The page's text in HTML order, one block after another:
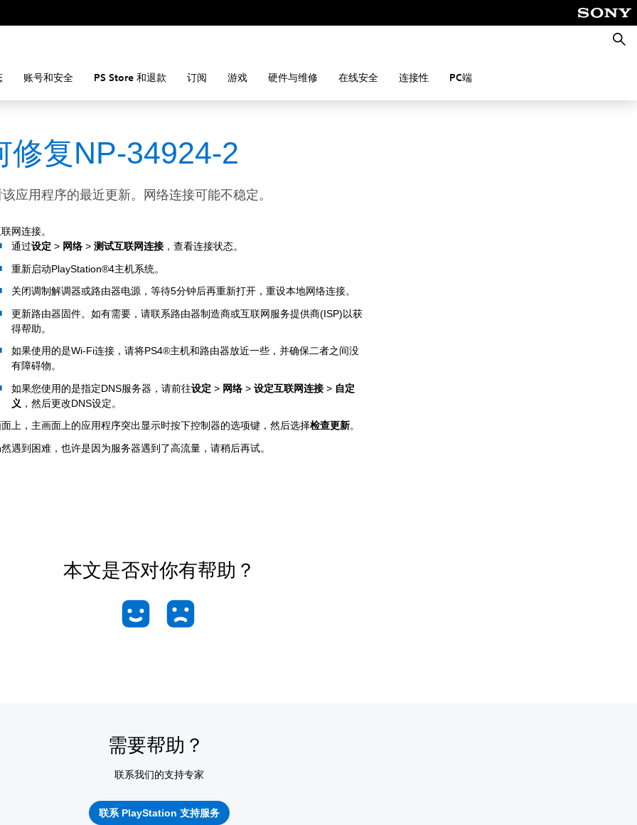
搜
索
账号和安全 PS Store 和退款 订阅 游戏 硬件与维修 在线安全 连接性 PC端
修复NP-34924-2
应用程序的最近更新。网络连接可能不稳定。
网连接。
通过设定 > 网络 >测试互联网连接 ，查看连接状态。
重新启动PlayStation®4主机系统。
关闭调制解调器或路由器电源，等待5分钟后再重新打开，重设本地网络连接。
更新路由器固件。如有需要，请联系路由器制造商或互联网服务提供商(ISP)以获
得帮助。
如果使用的是Wi-Fi连接，请将PS4®主机和路由器放近一些，并确保二者之间没
有障碍物。
如果您使用的是指定DNS服务器，请前往设定 > 网络 >设定互联网连接 > 自定
义 ，然后更改DNS设定。
上，主画面上的应用程序突出显示时按下控制器的选项键，然后选择检查更新。
遇到困难，也许是因为服务器遇到了高流量，请稍后再试。
本文是否对你有帮助？
需要帮助？
联系我们的支持专家
联系 PlayStation 支持服务